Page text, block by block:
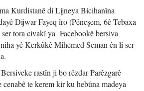
Kurdistanê di Lijneya Bicihanîna
Dijwar Fayeq îro (Pêncşem, 6ê Tebaxa
tora civakî ya Facebookê bersiva
yê Kerkûkê Mihemed Seman ên li ser
rastîn ji bo rêzdar Parêzgarê
te kerem kir ku hebûna madeya